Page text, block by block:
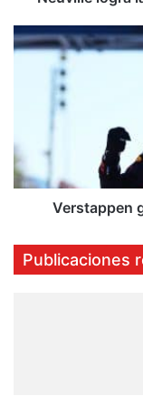
Verstappen
gana
Verstappen
Publicaciones